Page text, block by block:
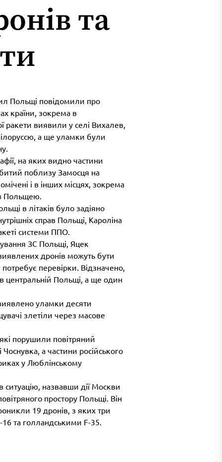
та
Польщі повідомили про
країни, зокрема в
ракети виявили у селі Вихалев,
а ще уламки були
на яких видно частини
поблизу Замосця на
і в інших місцях, зокрема
Польщею.
в літаків було задіяно
справ Польщі, Кароліна
системи ППО.
ЗС Польщі, Яцек
дронів можуть бути
перевірки. Відзначено,
центральній Польщі, а ще один
уламки десяти
злетіли через масове
порушили повітряний
а частини російського
у Люблінському
назвавши дії Москви
простору Польщі. Він
19 дронів, з яких три
та голландськими F-35.